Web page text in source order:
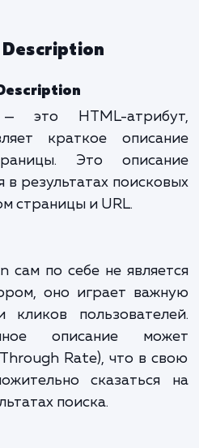
Description
— это HTML-
краткое
Это
в результатах
страницы и URL.